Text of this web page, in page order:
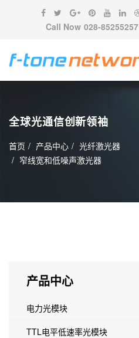
Call Now 028-85255257
全球光通信创新领袖
首页 产品中心
光纤激光器
窄线宽和低噪声激光器
产品中心
电力光模块
TTL电平低速率光模块